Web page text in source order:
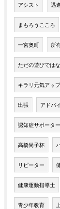
アシスト 邁
まもろうこころ
一宮奥町 所
ただの遊びでは
キラリ元気アッ
出張 アドバ
認知症サポータ
高橋尚子杯
リピーター
健康運動指導士
青少年教育